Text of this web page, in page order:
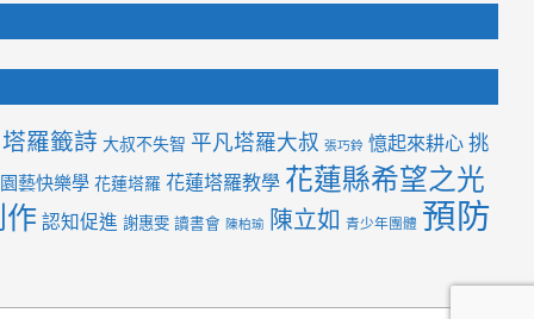
塔羅籤詩 大叔不失智 平凡塔羅大叔 張巧鈴 憶起來耕心挑
藝快樂學 花蓮塔羅 花蓮塔羅教學 花蓮縣希望之光
認知促進 謝惠雯 讀書會 陳柏瑜 陳立如 青少年團體 預防